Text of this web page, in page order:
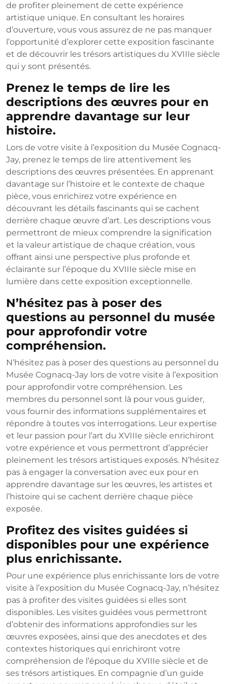
de profiter pleinement de cette expérience
artistique unique. En consultant les horaires
d’ouverture, vous vous assurez de ne pas manquer
l’opportunité d’explorer cette exposition fascinante
et de découvrir les trésors artistiques du XVIIIe siècle
qui y sont présentés.
Prenez le temps de lire les
descriptions des œuvres pour en
apprendre davantage sur leur
histoire.
Lors de votre visite à l’exposition du Musée Cognacq-
Jay, prenez le temps de lire attentivement les
descriptions des œuvres présentées. En apprenant
davantage sur l’histoire et le contexte de chaque
pièce, vous enrichirez votre expérience en
découvrant les détails fascinants qui se cachent
derrière chaque œuvre d’art. Les descriptions vous
permettront de mieux comprendre la signification
et la valeur artistique de chaque création, vous
offrant ainsi une perspective plus profonde et
éclairante sur l’époque du XVIIIe siècle mise en
lumière dans cette exposition exceptionnelle.
N’hésitez pas à poser des
questions au personnel du musée
pour approfondir votre
compréhension.
N’hésitez pas à poser des questions au personnel du
Musée Cognacq-Jay lors de votre visite à l’exposition
pour approfondir votre compréhension. Les
membres du personnel sont là pour vous guider,
vous fournir des informations supplémentaires et
répondre à toutes vos interrogations. Leur expertise
et leur passion pour l’art du XVIIIe siècle enrichiront
votre expérience et vous permettront d’apprécier
pleinement les trésors artistiques exposés. N’hésitez
pas à engager la conversation avec eux pour en
apprendre davantage sur les œuvres, les artistes et
l’histoire qui se cachent derrière chaque pièce
exposée.
Profitez des visites guidées si
disponibles pour une expérience
plus enrichissante.
Pour une expérience plus enrichissante lors de votre
visite à l’exposition du Musée Cognacq-Jay, n’hésitez
pas à profiter des visites guidées si elles sont
disponibles. Les visites guidées vous permettront
d’obtenir des informations approfondies sur les
œuvres exposées, ainsi que des anecdotes et des
contextes historiques qui enrichiront votre
compréhension de l’époque du XVIIIe siècle et de
ses trésors artistiques. En compagnie d’un guide